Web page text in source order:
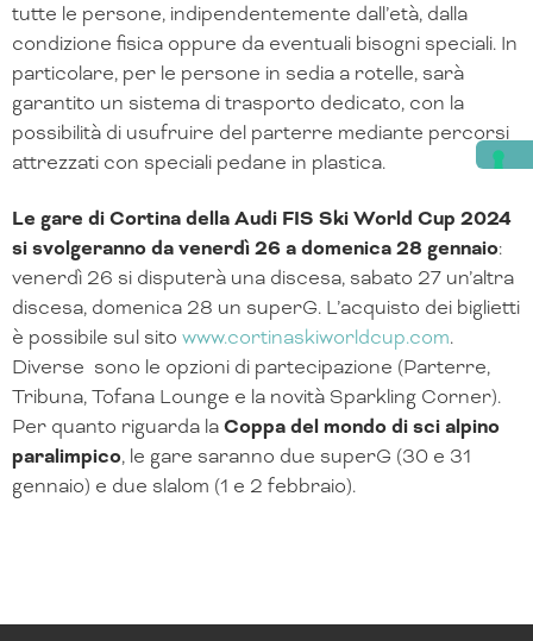
tutte le persone, indipendentemente dall’età, dalla
condizione fisica oppure da eventuali bisogni speciali. In
particolare, per le persone in sedia a rotelle, sarà
garantito un sistema di trasporto dedicato, con la
possibilità di usufruire del parterre mediante percorsi
attrezzati con speciali pedane in plastica.
Le gare di Cortina della Audi FIS Ski World Cup 2024
si svolgeranno da venerdì 26 a domenica 28 gennaio:
venerdì 26 si disputerà una discesa, sabato 27 un’altra
discesa, domenica 28 un superG. L’acquisto dei biglietti
è possibile sul sito www.cortinaskiworldcup.com.
Diverse sono le opzioni di partecipazione (Parterre,
Tribuna, Tofana Lounge e la novità Sparkling Corner).
Per quanto riguarda laCoppa del mondo di sci alpino
paralimpico, le gare saranno due superG (30 e 31
gennaio) e due slalom (1 e 2 febbraio).